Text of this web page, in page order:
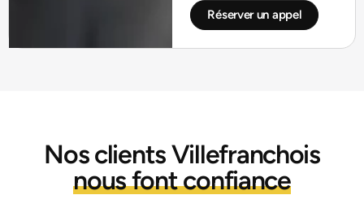
Réserver un appel
Nos clients Villefranchois
nous font confiance